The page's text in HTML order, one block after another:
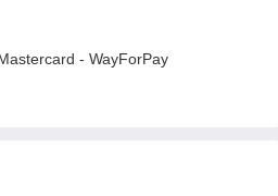
- WayForPay